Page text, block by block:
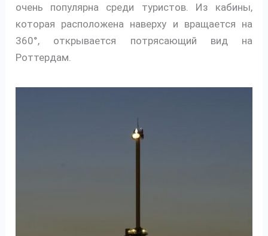
очень популярна среди туристов. Из кабины,
которая расположена наверху и вращается на
360°, открывается потрясающий вид на
Роттердам.